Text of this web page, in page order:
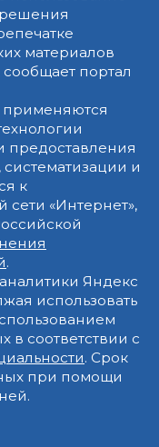
материалов
портал
предоставления
и
к
сети «Интернет»,
.
Яндекс
использовать
в соответствии с
. Срок
при помощи